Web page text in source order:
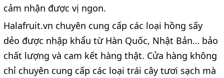
cảm nhận được vị ngon.
Halafruit.vn chuyên cung cấp các loại hồng sấy
dẻo được nhập khẩu từ Hàn Quốc, Nhật Bản… bảo
chất lượng và cam kết hàng thật. Cửa hàng không
chỉ chuyên cung cấp các loại trái cây tươi sạch mà